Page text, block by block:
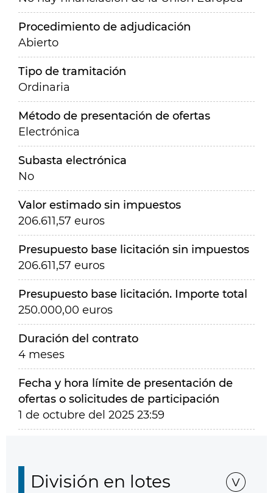
Procedimiento de adjudicación
Abierto
Tipo de tramitación
Ordinaria
Método de presentación de ofertas
Electrónica
Subasta electrónica
No
Valor estimado sin impuestos
206.611,57 euros
Presupuesto base licitación sin impuestos
206.611,57 euros
Presupuesto base licitación. Importe total
250.000,00 euros
Duración del contrato
4 meses
Fecha y hora límite de presentación de
ofertas o solicitudes de participación
1 de octubre del 2025 23:59
División en lotes